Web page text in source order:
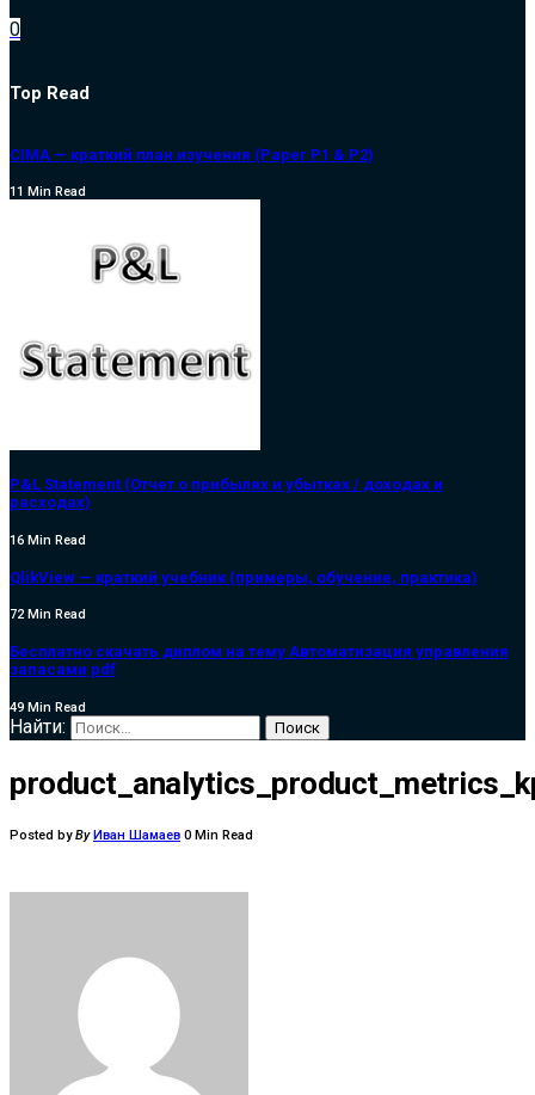
0
Top Read
CIMA — краткий план изучения (Paper P1 & P2)
11 Min Read
P&L Statement (Отчет о прибылях и убытках / доходах и
расходах)
16 Min Read
QlikView — краткий учебник (примеры, обучение, практика)
72 Min Read
Бесплатно скачать диплом на тему Автоматизация управления
запасами pdf
49 Min Read
Найти:
Posted by ByИван Шамаев 0 Min Read